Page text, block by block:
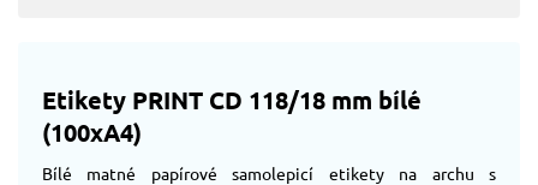
Etikety PRINT CD 118/18 mm bílé
(100xA4)
Bílé matné papírové samolepicí etikety na archu s